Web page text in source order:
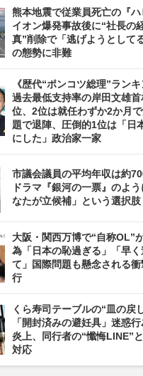
熊本地震で従業員死亡の『ハ
イオン爆発事故後に“社長の
真”削除で「逃げようとして
の態勢に非難
《歴代“ポンコツ総理”ランキ
過去最低支持率の岸田文雄
位、2位は就任わずか2か月
題で退陣、圧倒的1位は「日
にした」政治家一家
市議会議員の平均年収は約
ドラマ『銀河の一票』のよ
なたが立候補」という選択肢
大阪・関西万博で“自称OL”
為「日本の恥過ぎる」「早く
て」国際問題も懸念される
行
くら寿司テーブルの“皿の戻
「開封済みの避妊具」迷惑
炎上、同行者の“懺悔LINE”
対応